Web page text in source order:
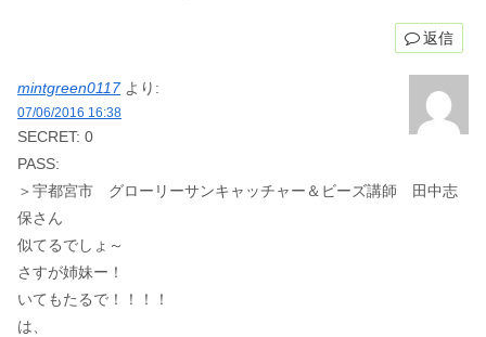
返信
mintgreen0117 より:
07/06/2016 16:38
SECRET: 0
PASS:
＞宇都宮市 グローリーサンキャッチャー＆ビーズ講師 田中志
保さん
似てるでしょ～
さすが姉妹ー！
いてもたるで！！！！
は、